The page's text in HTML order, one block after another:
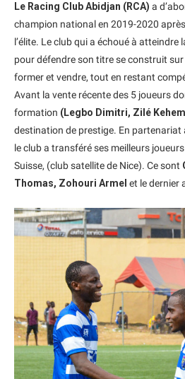
Le Racing Club Abidjan (RCA) a
champion national en 2019-2020
l’élite. Le club qui a échoué à atteindre
pour défendre son titre se construit
former et vendre, tout en restant
Avant la vente récente des 5 joueurs
formation (Legbo Dimitri, Zilé
destination de prestige. En partenariat
le club a transféré ses meilleurs
Suisse, (club satellite de Nice). Ce sont
Thomas, Zohouri Armel et le dernier